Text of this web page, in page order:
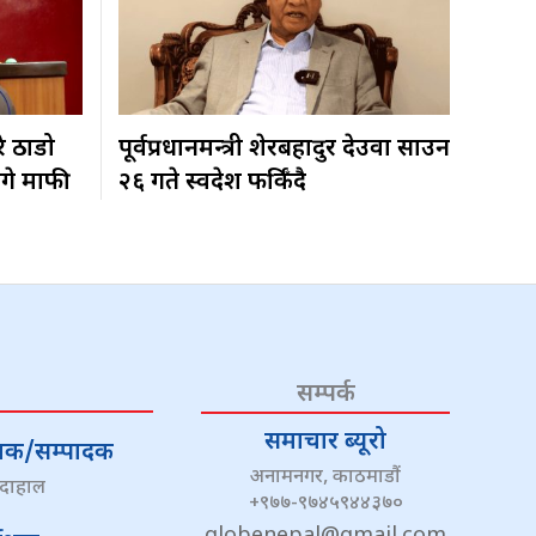
ठाडो
माफी
पूर्वप्रधानमन्त्री शेरबहादुर देउवा साउन
२६ गते स्वदेश फर्किँदै
सम्पादक
सम्पर्क
समाचार ब्यूरो
अनामनगर, काठमाडौं
+९७७-९७४५९४४३७०